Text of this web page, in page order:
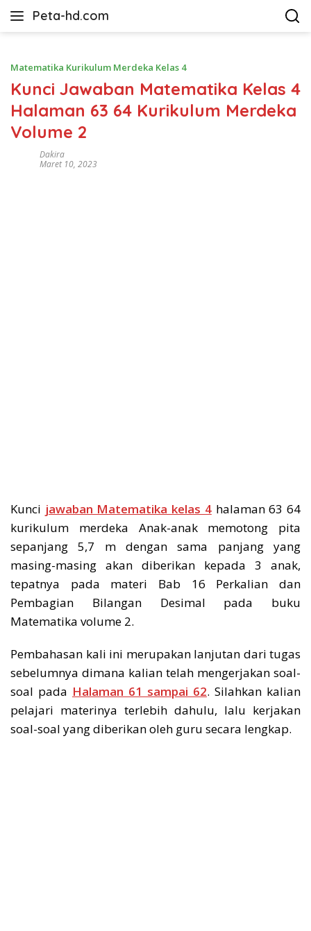
Peta-hd.com
Kumpulan
HD
Matematika Kurikulum Merdeka Kelas 4
Kunci Jawaban Matematika Kelas 4
Halaman 63 64 Kurikulum Merdeka
Volume 2
Dakira
Maret 10, 2023
Kunci jawaban Matematika kelas 4halaman 63 64
kurikulum merdeka Anak-anak memotong pita
sepanjang 5,7 m dengan sama panjang yang
masing-masing akan diberikan kepada 3 anak,
tepatnya pada materi Bab 16 Perkalian dan
Pembagian Bilangan Desimal pada buku
Matematika volume 2.
Pembahasan kali ini merupakan lanjutan dari tugas
sebelumnya dimana kalian telah mengerjakan soal-
soal pada Halaman 61 sampai 62. Silahkan kalian
pelajari materinya terlebih dahulu, lalu kerjakan
soal-soal yang diberikan oleh guru secara lengkap.